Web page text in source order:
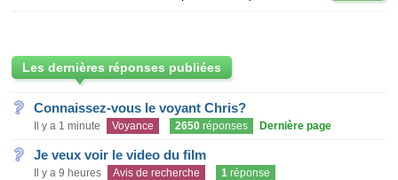
Les dernières réponses publiées
Connaissez-vous le voyant Chris?
Il y a 1 minute Voyance 2650 réponses Dernière page
Je veux voir le video du film
Il y a 9 heures Avis de recherche 1 réponse